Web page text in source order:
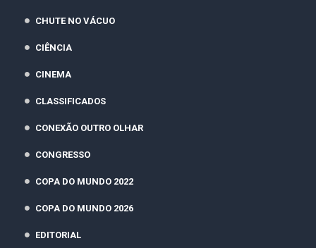
CHUTE NO VÁCUO
CIÊNCIA
CINEMA
CLASSIFICADOS
CONEXÃO OUTRO OLHAR
CONGRESSO
COPA DO MUNDO 2022
COPA DO MUNDO 2026
EDITORIAL